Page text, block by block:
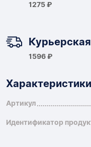
1275 ₽
1596 ₽
Характеристики
Артикул
Идентификатор